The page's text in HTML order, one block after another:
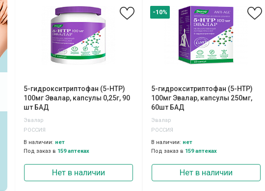
5-гидрокситриптофан (5-НТР)
100мг Эвалар, капсулы 0,25г, 90
шт БАД
Эвалар
РОССИЯ
В наличии: нет
Под заказ в 159 аптеках
Нет в наличии
-10%
5-гидрокситриптофан (5-НТР)
100мг Эвалар, капсулы 250мг,
60шт БАД
Эвалар
РОССИЯ
В наличии: нет
Под заказ в 159 аптеках
Нет в наличии